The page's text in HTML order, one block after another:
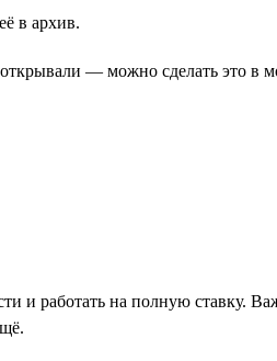
в архив.
— можно сделать это в
и работать на полную ставку.